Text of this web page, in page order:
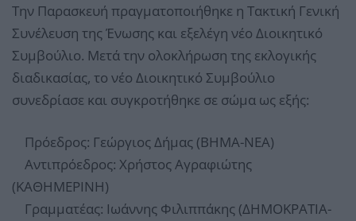
Την Παρασκευή πραγματοποιήθηκε η Τακτική Γενική
Συνέλευση της Ένωσης και εξελέγη νέο Διοικητικό
Συμβούλιο. Μετά την ολοκλήρωση της εκλογικής
διαδικασίας, το νέο Διοικητικό Συμβούλιο
συνεδρίασε και συγκροτήθηκε σε σώμα ως εξής:
Πρόεδρος: Γεώργιος Δήμας (ΒΗΜΑ-ΝΕΑ)
Αντιπρόεδρος: Χρήστος Αγραφιώτης
(ΚΑΘΗΜΕΡΙΝΗ)
Γραμματέας: Ιωάννης Φιλιππάκης (ΔΗΜΟΚΡΑΤΙΑ-